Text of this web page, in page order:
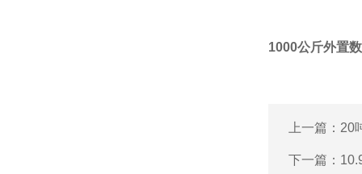
1000公斤外置
上一篇： 20
下一篇：